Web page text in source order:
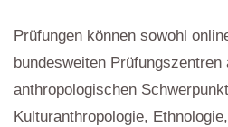
Prüfungen können sowohl
bundesweiten
anthropologischen
Kulturanthropologie,